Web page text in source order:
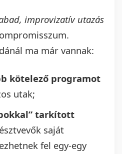
improvizatív utazás
ma már vannak:
kötelező programot
utak;
tarkított
saját
fel egy-egy